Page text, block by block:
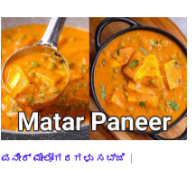
ಪನೀರ್ ಮೇಲೋಗರಗಳು ಸಬ್ಜಿ